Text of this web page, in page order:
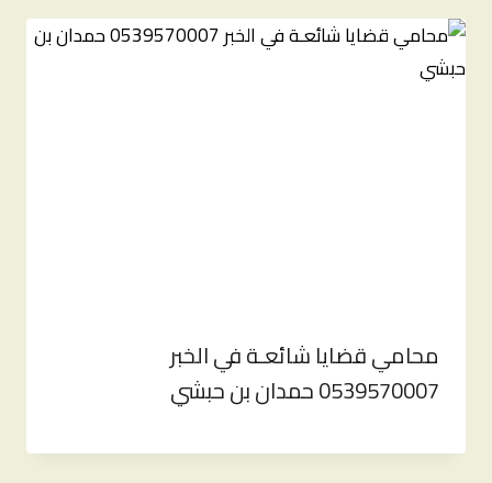
محامي قضايا شائعـة في الخبر
0539570007 حمدان بن حبشي